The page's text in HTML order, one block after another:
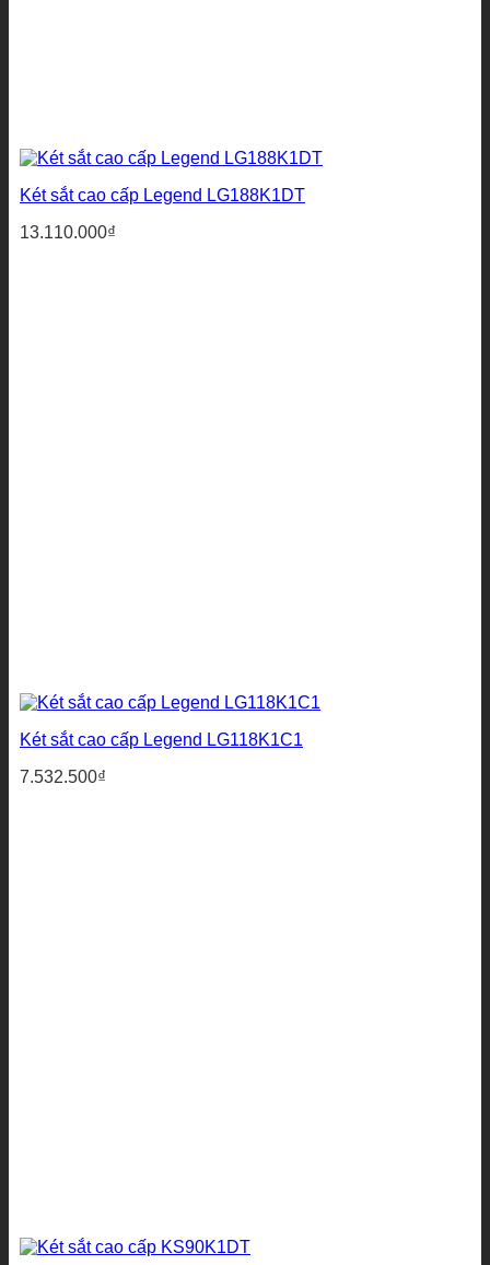
Két sắt cao cấp Legend LG188K1DT
13.110.000₫
Két sắt cao cấp Legend LG118K1C1
7.532.500₫